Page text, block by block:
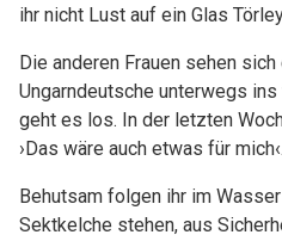
ihr nicht Lust auf ein Glas
Die anderen Frauen sehen
Ungarndeutsche unterwegs
geht es los. In der letzten
›Das wäre auch etwas für
Behutsam folgen ihr im
Sektkelche stehen, aus